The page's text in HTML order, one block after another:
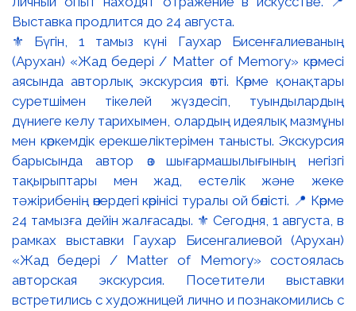
⚜️ Бүгін, 1 тамыз күні Гаухар Бисенғалиеваның
(Арухан) «Жад бедері / Matter of Memory» көрмесі
аясында авторлық экскурсия өтті. Көрме қонақтары
суретшімен тікелей жүздесіп, туындылардың
дүниеге келу тарихымен, олардың идеялық мазмұны
мен көркемдік ерекшеліктерімен танысты. Экскурсия
барысында автор өз шығармашылығының негізгі
тақырыптары мен жад, естелік және жеке
тәжірибенің өнердегі көрінісі туралы ой бөлісті. 📍 Көрме
24 тамызға дейін жалғасады. ⚜️ Сегодня, 1 августа, в
рамках выставки Гаухар Бисенгалиевой (Арухан)
«Жад бедері / Matter of Memory» состоялась
авторская экскурсия. Посетители выставки
встретились с художницей лично и познакомились с